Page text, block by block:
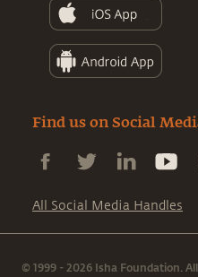
Find us on Social
All Social Media Handles
© 1999 - 2026 Isha Foundation.